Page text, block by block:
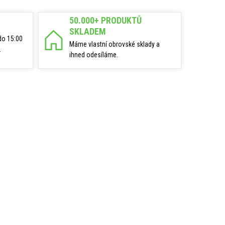
15:00
50.000+ PRODUKTŮ
SKLADEM
Máme vlastní obrovské sklady a
ihned odesíláme.